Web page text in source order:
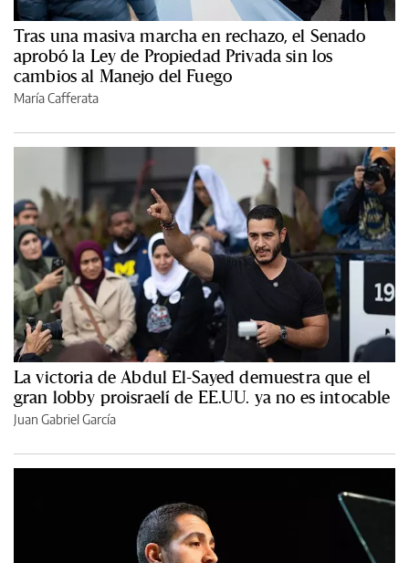
Tras una masiva marcha en rechazo, el Senado
aprobó la Ley de Propiedad Privada sin los
cambios al Manejo del Fuego
María Cafferata
La victoria de Abdul El-Sayed demuestra que el
gran lobby proisraelí de EE.UU. ya no es intocable
Juan Gabriel García